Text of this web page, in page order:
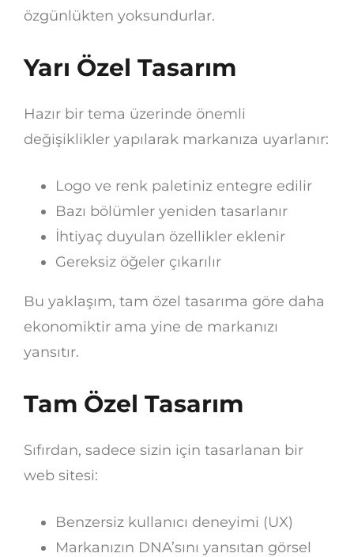
özgünlükten yoksundurlar.
Yarı Özel Tasarım
Hazır bir tema üzerinde önemli
değişiklikler yapılarak markanıza uyarlanır:
Logo ve renk paletiniz entegre edilir
Bazı bölümler yeniden tasarlanır
İhtiyaç duyulan özellikler eklenir
Gereksiz öğeler çıkarılır
Bu yaklaşım, tam özel tasarıma göre daha
ekonomiktir ama yine de markanızı
yansıtır.
Tam Özel Tasarım
Sıfırdan, sadece sizin için tasarlanan bir
web sitesi:
Benzersiz kullanıcı deneyimi (UX)
Markanızın DNA’sını yansıtan görsel